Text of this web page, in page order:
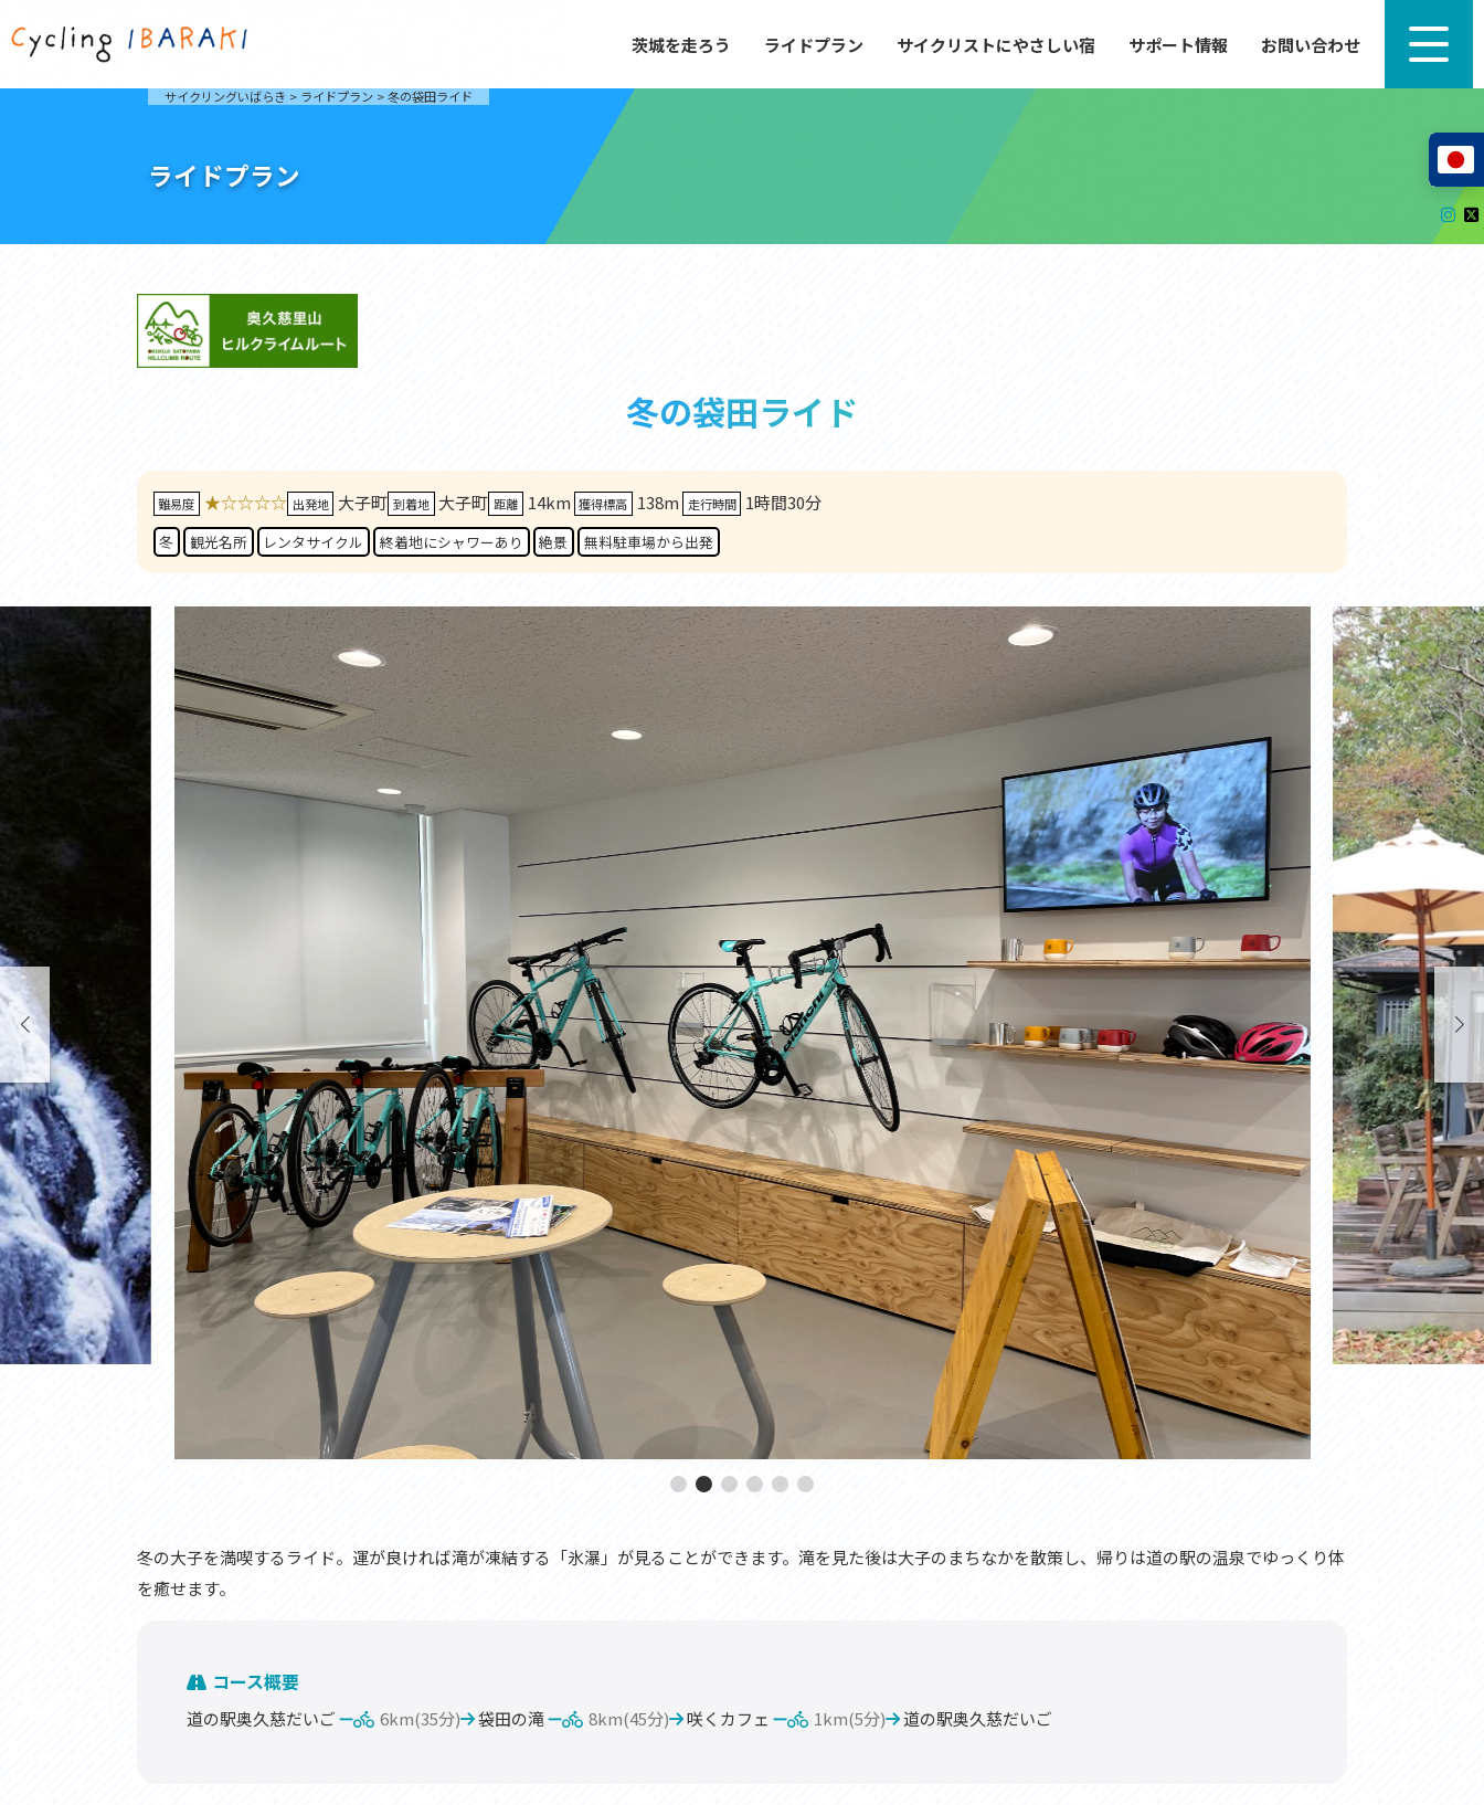
茨城を走ろう ライドプラン サイクリストにやさしい宿 サポート情報 お問い合わせ
サイクリングに茨城が人気の理由
おすすめグルメ
発着地や距離、景色やグルメなどの目的に合わせて
楽しむことができる100以上のモデルルートをご紹
Ride with GPS セットアップガイド
茨城県が認定した、サイクリストに「また来たい」
と思ってもらえるような便利でやさしい宿泊施設を
コース紹介
アクセス
おすすめスタートポイント
おすすめスポット
おすすめグルメ
ライドプラン
サイクリストにやさしい宿
広域レンタサイクル
自転車修理施設
サイクルサポートステーション
休憩所・トイレ
サポートライダー
りんりんスクエア土浦
つくば霞ヶ浦りんりんロード利活用推進協
袋田の滝、八溝山、竜神大吊橋など、里山の風景が
広がる。起伏や勾配を感じる走りごたえのあるルー
コース紹介
アクセス
おすすめスタートポイント
おすすめスポット
おすすめグルメ
ライドプラン
サイクリストにやさしい宿
レンタサイクル
サイクルサポートステーション
自転車修理施設
サポートライダー
奥久慈里山ヒルクライムルート利活用推進
リゾートエリアの大洗町・ひたちなか市を中心に、
美しく変化に富んだ海岸線などを走り抜ける爽快な
コース紹介
アクセス
おすすめグルメ
ライドプラン
サイクリストにやさしい宿
レンタサイクル
サイクルサポートステーション
サポートライダー
自転車修理施設
リンク集
サイクリングいばらき > ライドプラン >冬の袋田ライド
ライドプラン
冬の袋田ライド
難易度 ★☆☆☆☆ 出発地 大子町 到着地 大子町 距離 14km 獲得標高 138m 走行時間 1時間30分
冬 観光名所 レンタサイクル 終着地にシャワーあり 絶景 無料駐車場から出発
冬の大子を満喫するライド。運が良ければ滝が凍結する「氷瀑」が見ることができます。滝を見た後は大子のまちなかを散策し、帰りは道の駅の温泉でゆっくり体
を癒せます。
コース概要
道の駅奥久慈だいご 6km(35分) 袋田の滝 8km(45分) 咲くカフェ 1km(5分) 道の駅奥久慈だいご